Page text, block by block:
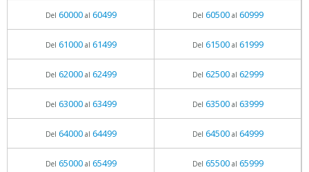
Del 60000al 60499 Del 60500al 60999
Del 61000al 61499 Del 61500al 61999
Del 62000al 62499 Del 62500al 62999
Del 63000al 63499 Del 63500al 63999
Del 64000al 64499 Del 64500al 64999
Del 65000al 65499 Del 65500al 65999